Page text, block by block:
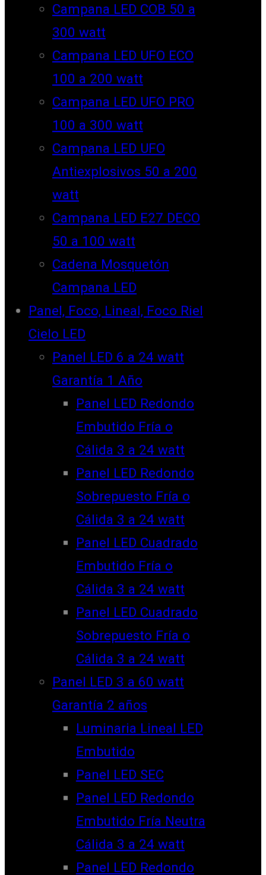
Campana LED COB 50 a
300 watt
Campana LED UFO ECO
100 a 200 watt
Campana LED UFO PRO
100 a 300 watt
Campana LED UFO
Antiexplosivos 50 a 200
watt
Campana LED E27 DECO
50 a 100 watt
Cadena Mosquetón
Campana LED
Panel, Foco, Lineal, Foco Riel
Cielo LED
Panel LED 6 a 24 watt
Garantía 1 Año
Panel LED Redondo
Embutido Fría o
Cálida 3 a 24 watt
Panel LED Redondo
Sobrepuesto Fría o
Cálida 3 a 24 watt
Panel LED Cuadrado
Embutido Fría o
Cálida 3 a 24 watt
Panel LED Cuadrado
Sobrepuesto Fría o
Cálida 3 a 24 watt
Panel LED 3 a 60 watt
Garantía 2 años
Luminaria Lineal LED
Embutido
Panel LED SEC
Panel LED Redondo
Embutido Fría Neutra
Cálida 3 a 24 watt
Panel LED Redondo